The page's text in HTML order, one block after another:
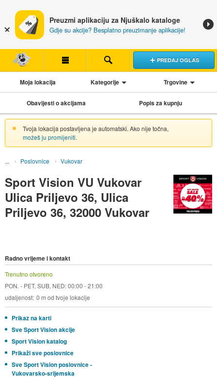
Preuzmi aplikaciju za Njuškalo kataloge
Gdje su akcije? Besplatno preuzimanje aplikacije!
PREDAJ OGLAS
Moja lokacija Kategorije Trgovine
Obavijesti o akcijama Popis za kupnju
Tvoja lokacija postavljena je automatski. Ako nije točna,
možeš ju promijeniti.
Poslovnice Vukovar
Sport Vision VU Vukovar
Ulica Priljevo 36, Ulica
Priljevo 36, 32000 Vukovar
Radno vrijeme i kontakt
Trenutno otvoreno
PON. - PET, SUB, NED: 00:00 - 21:00
udaljenost 0 m od tvoje lokacije
Prikaz na karti
Sve Sport Vision akcije
Sport Vision katalog
Prikaži sve poslovnice
Sve Sport Vision poslovnice -
Vukovarsko-srijemska